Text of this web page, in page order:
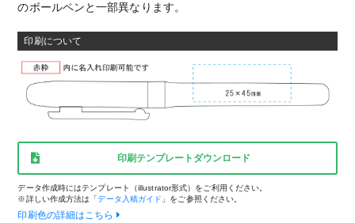
のボールペンと一部異なります。
印刷について
印刷テンプレートダウンロード
データ作成時にはテンプレート（illustrator形式）をご利用ください。
※詳しい作成方法は「データ入稿ガイド 」をご参照ください。
印刷色の詳細はこちら